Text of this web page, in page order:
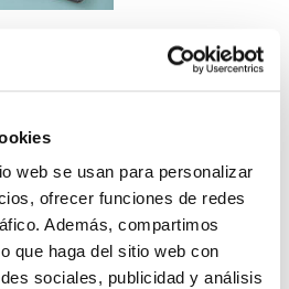
web se usan para personalizar
ofrecer funciones de redes
Además, compartimos
que haga del sitio web con
sociales, publicidad y análisis
Abba Gifts
0,45€ (5%)
8,54€
Stock:
Comprar